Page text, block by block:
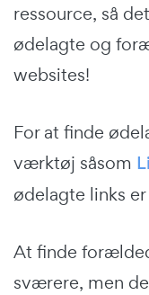
ressource, så
ødelagte og
websites!
For at finde
værktøj såsom
ødelagte links
At finde
sværere, men